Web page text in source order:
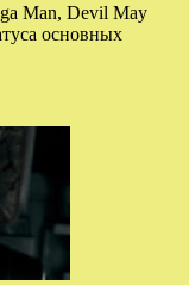
Man, Devil May
основных